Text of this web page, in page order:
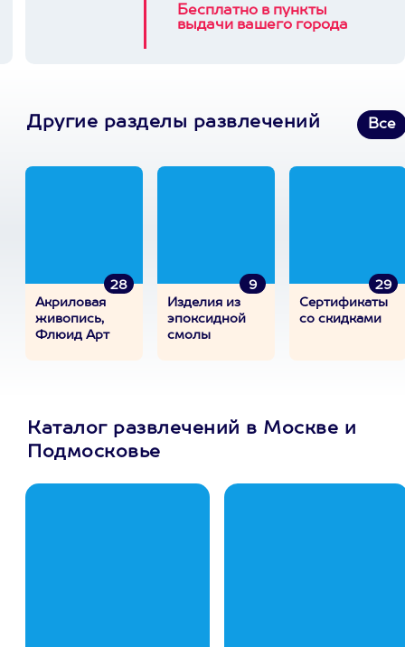
Бесплатно в пункты
выдачи вашего города
Другие разделы развлечений Все
28
Акриловая
живопись,
Флюид Арт
9
Изделия из
эпоксидной
смолы
29
Сертификаты
со скидками
Каталог развлечений в Москве и
Подмосковье